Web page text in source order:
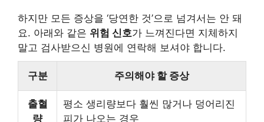
하지만 모든 증상을 ‘당연한 것’으로 넘겨서는 안 돼
요. 아래와 같은 위험 신호가 느껴진다면 지체하지
말고 검사받으신 병원에 연락해 보셔야 합니다.
구분 주의해야 할 증상
출혈
량
평소 생리량보다 훨씬 많거나 덩어리진
피가 나오는 경우